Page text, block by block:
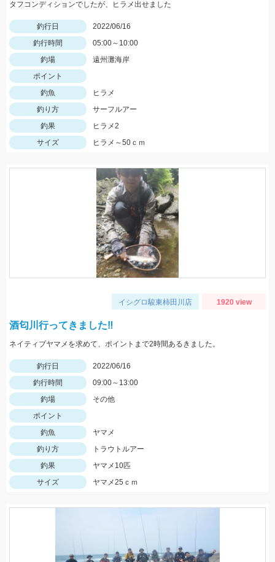
タフコンディションでしたが、ヒラメ出せました
釣行日
2022/06/16
釣行時間
05:00～10:00
釣場
遠州灘海岸
ポイント
釣魚
ヒラメ
釣り方
サーフルアー
釣果
ヒラメ2
サイズ
ヒラメ～50ｃｍ
イシグロ駿東柿田川店 1920 view
酒匂川行ってきました‼
ネイティブヤマメを求めて、ポイントまで2時間あるきました。
釣行日
2022/06/16
釣行時間
09:00～13:00
釣場
その他
ポイント
釣魚
ヤマメ
釣り方
トラウトルアー
釣果
ヤマメ10匹
サイズ
ヤマメ25ｃｍ